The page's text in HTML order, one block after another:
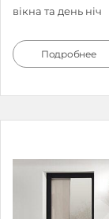
вікна та день ніч
Подробнее